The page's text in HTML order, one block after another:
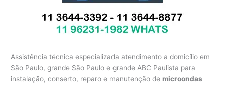
Assistência técnica especializada atendimento a domicílio em
São Paulo, grande São Paulo e grande ABC Paulista para
instalação, conserto, reparo e manutenção de microondas